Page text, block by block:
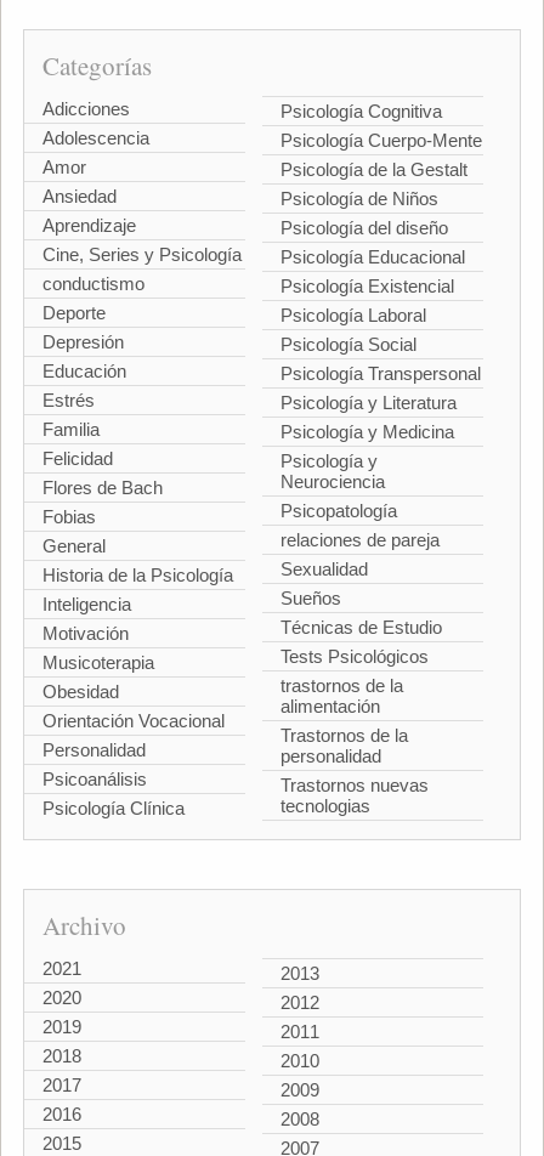
Categorías
Adicciones
Adolescencia
Amor
Ansiedad
Aprendizaje
Cine, Series y Psicología
conductismo
Deporte
Depresión
Educación
Estrés
Familia
Felicidad
Flores de Bach
Fobias
General
Historia de la Psicología
Inteligencia
Motivación
Musicoterapia
Obesidad
Orientación Vocacional
Personalidad
Psicoanálisis
Psicología Clínica
Psicología Cognitiva
Psicología Cuerpo-Mente
Psicología de la Gestalt
Psicología de Niños
Psicología del diseño
Psicología Educacional
Psicología Existencial
Psicología Laboral
Psicología Social
Psicología Transpersonal
Psicología y Literatura
Psicología y Medicina
Psicología y
Neurociencia
Psicopatología
relaciones de pareja
Sexualidad
Sueños
Técnicas de Estudio
Tests Psicológicos
trastornos de la
alimentación
Trastornos de la
personalidad
Trastornos nuevas
tecnologias
Archivo
2021
2020
2019
2018
2017
2016
2015
2013
2012
2011
2010
2009
2008
2007